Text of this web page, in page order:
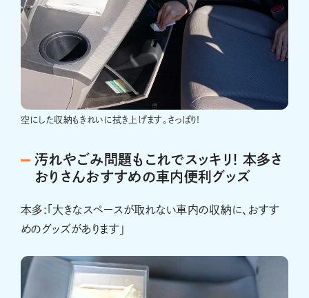
空にした収納もきれいに拭き上げます。さっぱり!
汚れやごみ問題もこれでスッキリ! 本多さ
おりさんおすすめの車内便利グッズ
本多:「大きなスペースが取れない車内の収納に、おすす
めのグッズがあります」